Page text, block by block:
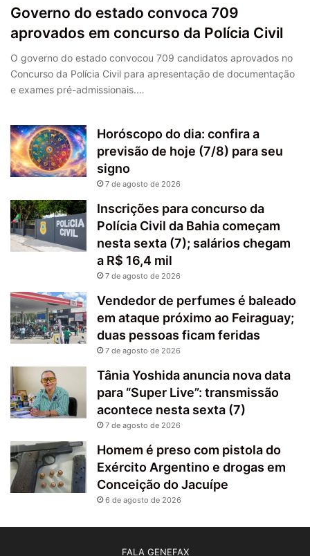
Governo do estado convoca 709
aprovados em concurso da Polícia Civil
O governo do estado convocou 709 candidatos aprovados no
Concurso da Polícia Civil para apresentação de documentação
e exames pré-admissionais.…
Horóscopo do dia: confira a
previsão de hoje (7/8) para seu
signo
7 de agosto de 2026
Inscrições para concurso da
Polícia Civil da Bahia começam
nesta sexta (7); salários chegam
a R$ 16,4 mil
7 de agosto de 2026
Vendedor de perfumes é baleado
em ataque próximo ao Feiraguay;
duas pessoas ficam feridas
7 de agosto de 2026
Tânia Yoshida anuncia nova data
para “Super Live”: transmissão
acontece nesta sexta (7)
7 de agosto de 2026
Homem é preso com pistola do
Exército Argentino e drogas em
Conceição do Jacuípe
6 de agosto de 2026
FALA GENEFAX